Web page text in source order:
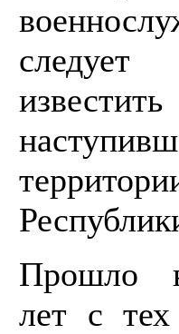
Прошло
лет с